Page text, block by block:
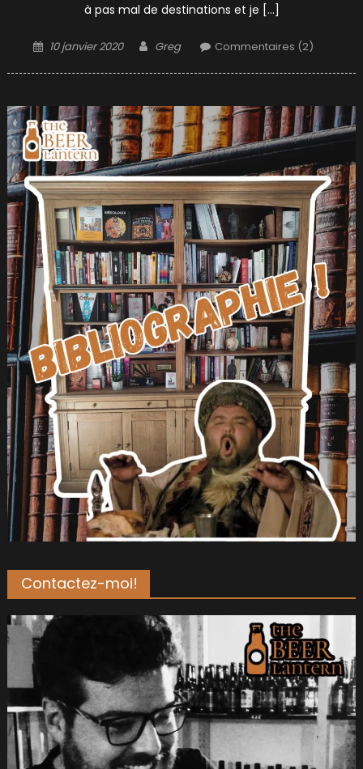
à pas mal de destinations et je […]
Posted
10 janvier 2020 Author
Greg Commentaires (2)
Contactez-moi!